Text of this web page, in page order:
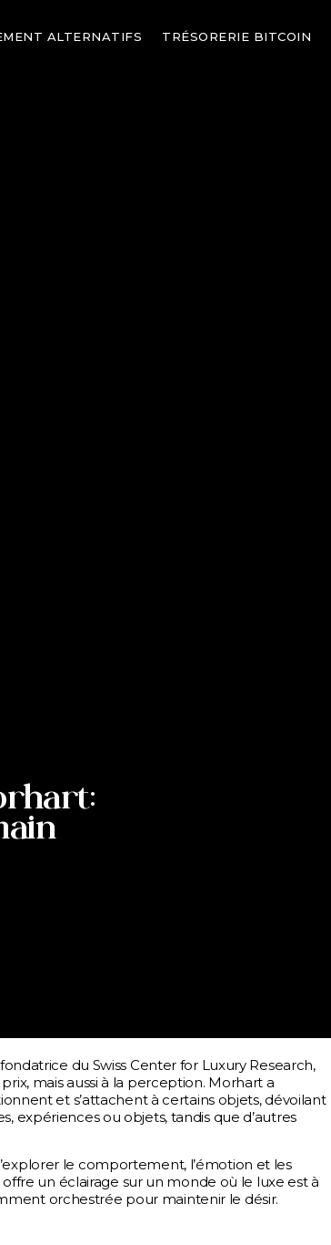
ALTERNATIFS TRÉSORERIE BITCOIN
du Swiss Center for Luxury Research,
mais aussi à la perception. Morhart a
et s’attachent à certains objets, dévoilant
expériences ou objets, tandis que d’autres
le comportement, l’émotion et les
un éclairage sur un monde où le luxe est à
orchestrée pour maintenir le désir.